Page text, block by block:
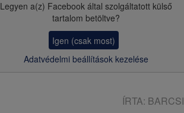
Legyen a(z) Facebookáltal szolgáltatott külső
tartalom betöltve?
Igen (csak most)
Adatvédelmi beállítások kezelése
ÍRTA: